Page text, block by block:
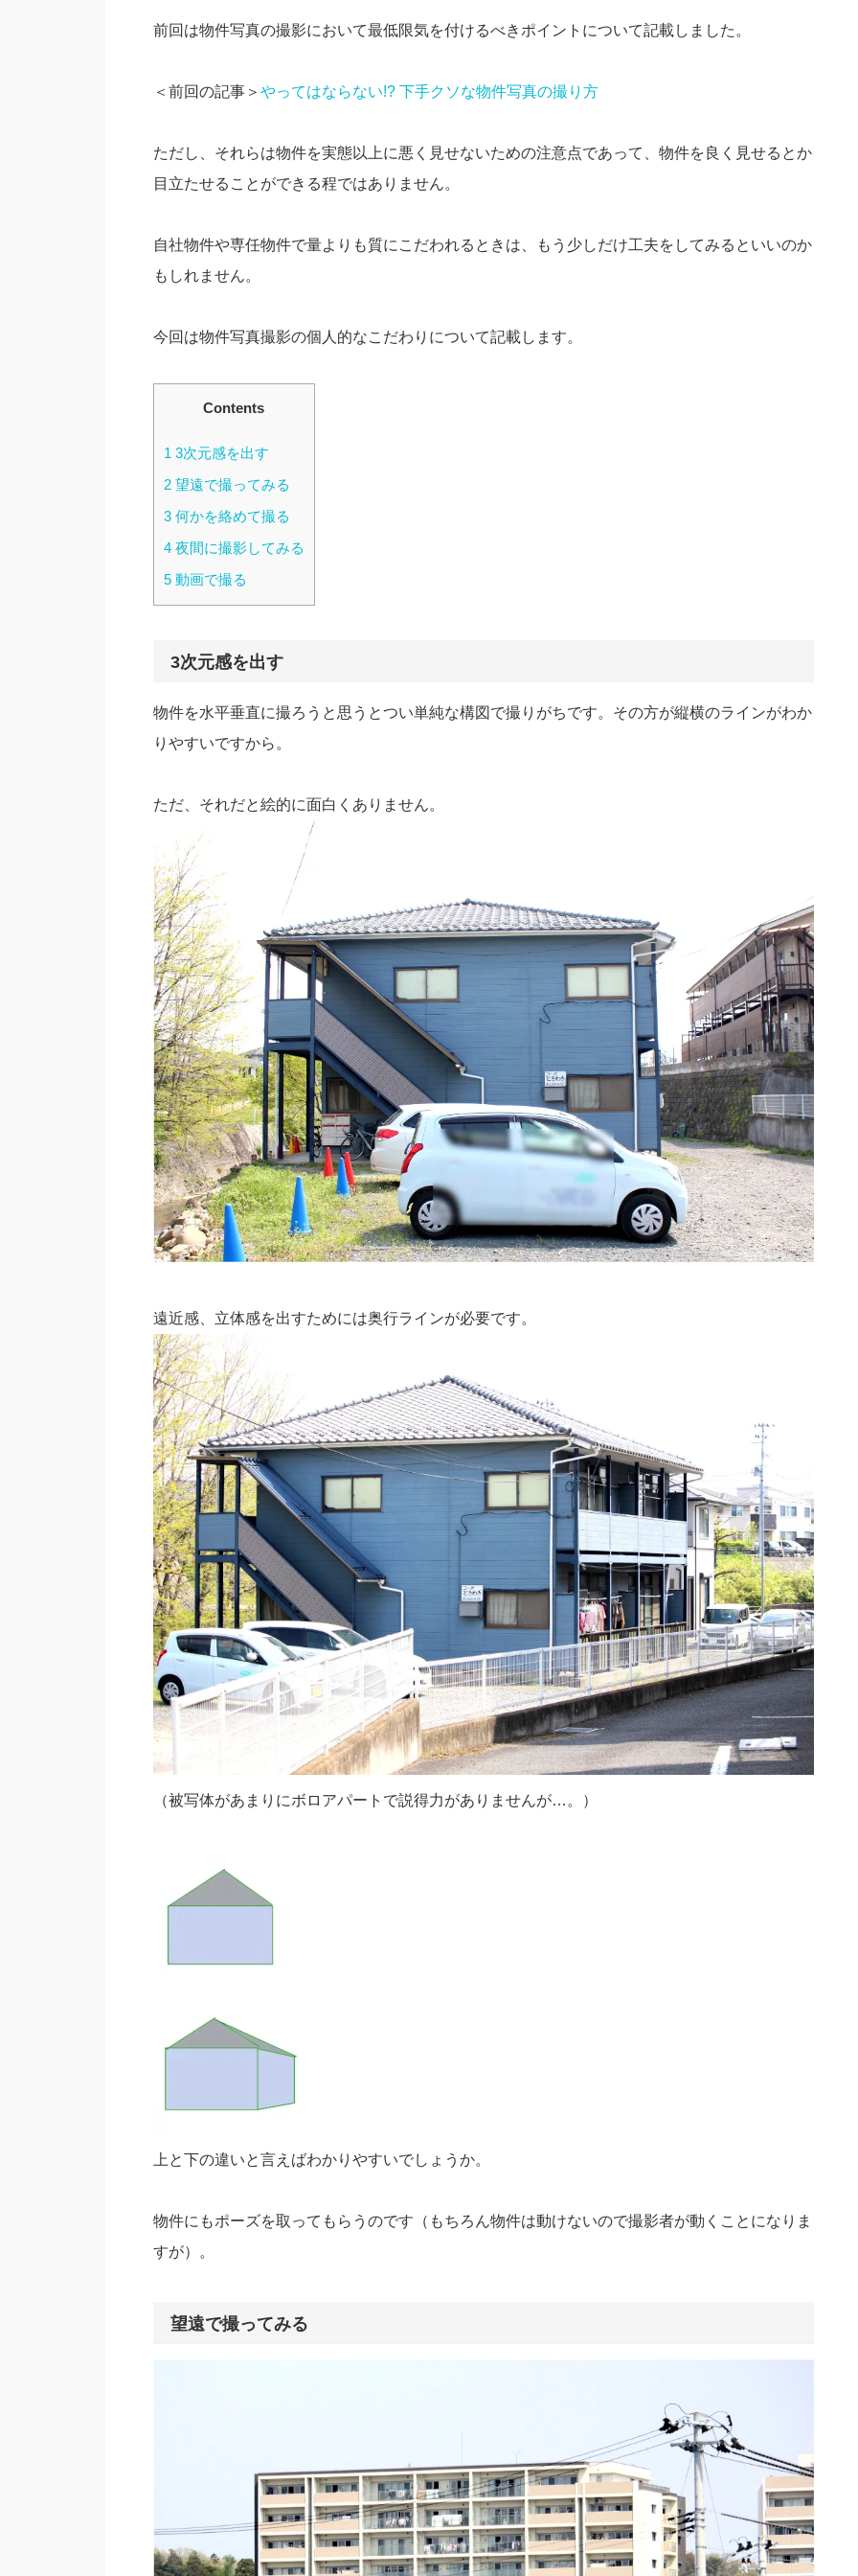
前回は物件写真の撮影において最低限気を付けるべきポイントについて記載しました。
＜前回の記事＞ やってはならない!? 下手クソな物件写真の撮り方
ただし、それらは物件を実態以上に悪く見せないための注意点であって、物件を良く見せるとか
目立たせることができる程ではありません。
自社物件や専任物件で量よりも質にこだわれるときは、もう少しだけ工夫をしてみるといいのか
もしれません。
今回は物件写真撮影の個人的なこだわりについて記載します。
Contents
1 3次元感を出す
2望遠で撮ってみる
3何かを絡めて撮る
4夜間に撮影してみる
5動画で撮る
3次元感を出す
物件を水平垂直に撮ろうと思うとつい単純な構図で撮りがちです。その方が縦横のラインがわか
りやすいですから。
ただ、それだと絵的に面白くありません。
遠近感、立体感を出すためには奥行ラインが必要です。
（被写体があまりにボロアパートで説得力がありませんが…。）
上と下の違いと言えばわかりやすいでしょうか。
物件にもポーズを取ってもらうのです（もちろん物件は動けないので撮影者が動くことになりま
すが）。
望遠で撮ってみる